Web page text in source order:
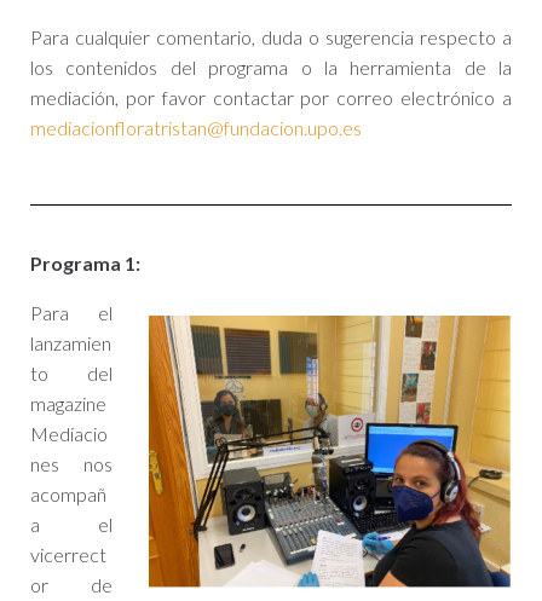
Para cualquier comentario, duda o sugerencia respecto a
los contenidos del programa o la herramienta de la
mediación, por favor contactar por correo electrónico a
mediacionfloratristan@fundacion.upo.es
Programa 1:
Para el
lanzamien
to del
magazine
Mediacio
nes nos
acompañ
a el
vicerrect
or de